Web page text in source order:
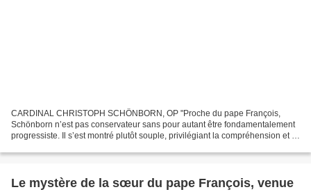
CARDINAL CHRISTOPH SCHÖNBORN, OP "Proche du pape François,
Schönborn n’est pas conservateur sans pour autant être fondamentalement
progressiste. Il s’est montré plutôt souple, privilégiant la compréhension et le
Le mystère de la sœur du pape François, venue